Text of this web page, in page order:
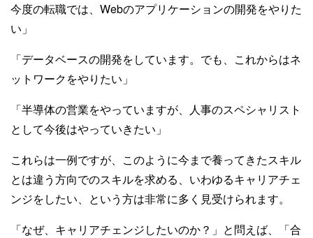
今度の転職では、Webのアプリケーションの開発をやりた
い」
「データベースの開発をしています。でも、これからはネ
ットワークをやりたい」
「半導体の営業をやっていますが、人事のスペシャリスト
として今後はやっていきたい」
これらは一例ですが、このように今まで養ってきたスキル
とは違う方向でのスキルを求める、いわゆるキャリアチェ
ンジをしたい、という方は非常に多く見受けられます。
「なぜ、キャリアチェンジしたいのか？」と問えば、「合